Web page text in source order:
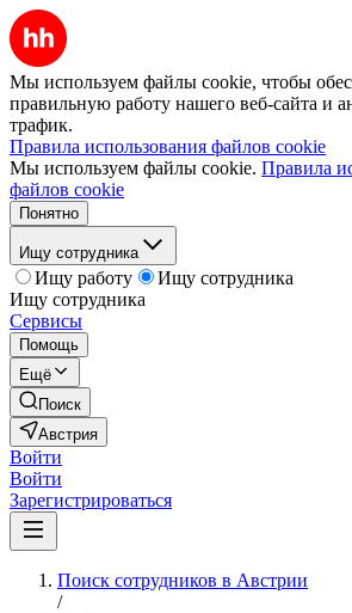
Мы используем файлы cookie, чтобы
правильную работу нашего веб-сайта и
трафик.
Правила использования файлов cookie
Мы используем файлы cookie. Правила
файлов cookie
Понятно
Ищу сотрудника
Ищу работу
Ищу сотрудника
Ищу сотрудника
Сервисы
Помощь
Ещё
Поиск
Австрия
Войти
Войти
Зарегистрироваться
Поиск сотрудников в Австрии
/